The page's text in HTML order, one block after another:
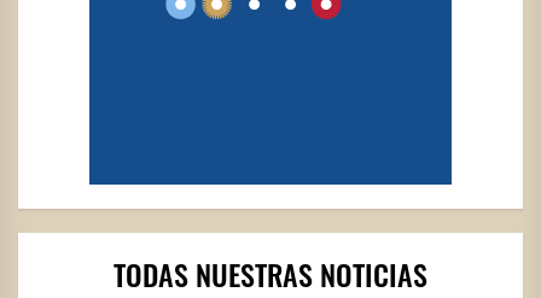
TODAS NUESTRAS NOTICIAS